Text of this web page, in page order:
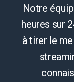
Notre
heures sur
à tirer le